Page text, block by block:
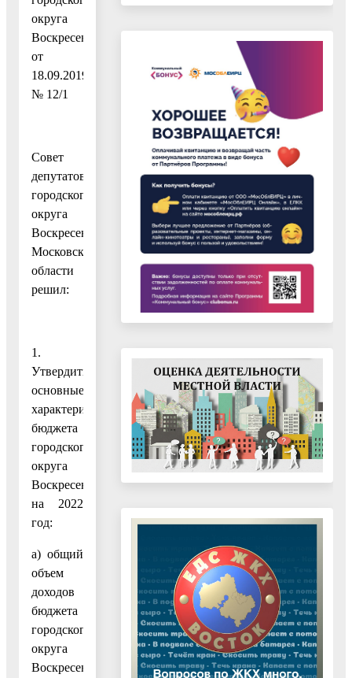
округа
Воскресенск
от
18.09.2019
№ 12/1
Совет
депутатов
городского
округа
Воскресенск
Московской
области
решил:
1.
Утвердить
основные
характеристики
бюджета
городского
округа
Воскресенск
на 2022
год:
а) общий
объем
доходов
бюджета
городского
округа
Воскресенск